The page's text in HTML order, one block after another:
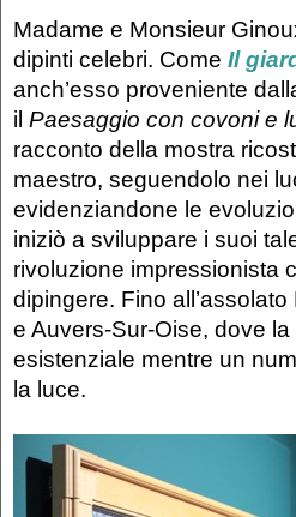
Madame e Monsieur
dipinti celebri. Come Il g
anch’esso proveniente
il Paesaggio con covoni e
racconto della mostra
maestro, seguendolo nei
evidenziandone le
iniziò a sviluppare i suoi
rivoluzione impressionista
dipingere. Fino
e Auvers-Sur-Oise, dove
esistenziale mentre un
la luce.